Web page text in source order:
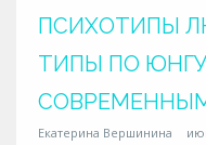
ПСИХОТИПЫ
ТИПЫ ПО
Екатерина Вершинина